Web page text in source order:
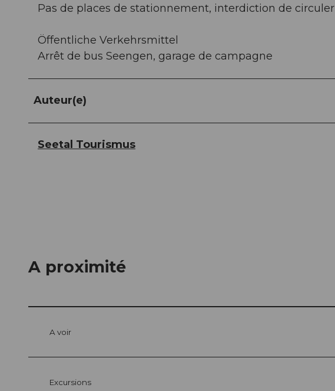
Pas de places de stationnement, interdiction de circuler
Öffentliche Verkehrsmittel
Arrêt de bus Seengen, garage de campagne
Auteur(e)
Seetal Tourismus
A proximité
A voir
Excursions